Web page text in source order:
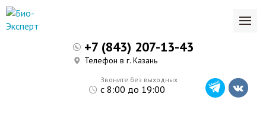
Звоните без выходных
с 8:00 до 19:00
+7 (843) 207-13-43
Телефон в г. Казань